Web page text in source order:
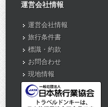
運営会社情報
運営会社情報
旅行条件書
標識・約款
お問合わせ
現地情報